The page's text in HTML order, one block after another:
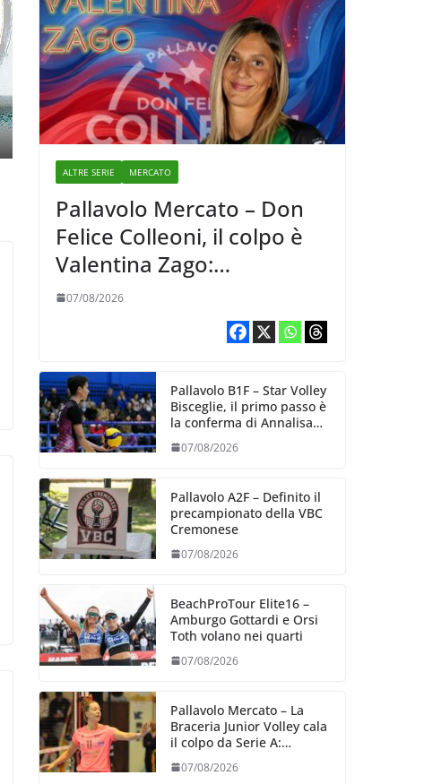
ALTRE SERIE MERCATO
Pallavolo Mercato – Don
Felice Colleoni, il colpo è
Valentina Zago:
esperienza e oltre 5.000
punti al servizio di
07/08/2026
Pallavolo B1F – Star Volley
Bisceglie, il primo passo è
la conferma di Annalisa
Mileno
07/08/2026
Pallavolo A2F – Definito il
precampionato della VBC
Cremonese
07/08/2026
BeachProTour Elite16 –
Amburgo Gottardi e Orsi
Toth volano nei quarti
07/08/2026
Pallavolo Mercato – La
Braceria Junior Volley cala
il colpo da Serie A:
Barbara Varaldo è il nuovo
riferimento dell’attacco
07/08/2026